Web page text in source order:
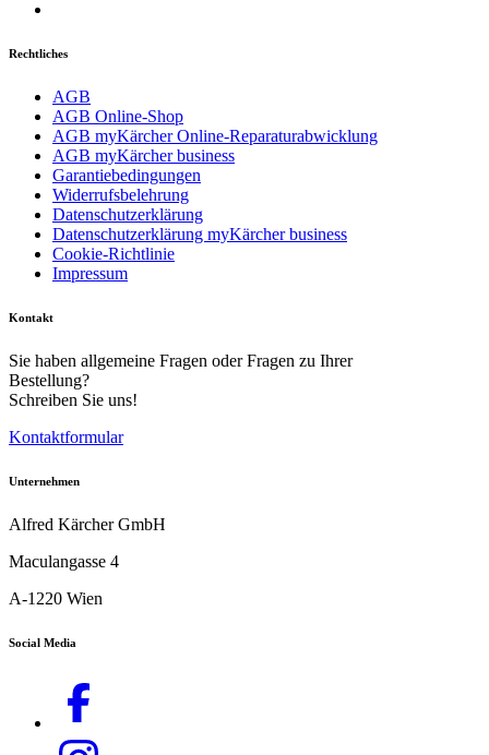
Rechtliches
AGB
AGB Online-Shop
AGB myKärcher Online-Reparaturabwicklung
AGB myKärcher business
Garantiebedingungen
Widerrufsbelehrung
Datenschutzerklärung
Datenschutzerklärung myKärcher business
Cookie-Richtlinie
Impressum
Kontakt
Sie haben allgemeine Fragen oder Fragen zu Ihrer
Bestellung?
Schreiben Sie uns!
Kontaktformular
Unternehmen
Alfred Kärcher GmbH
Maculangasse 4
A-1220 Wien
Social Media